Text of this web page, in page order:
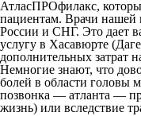
АтласПРОфилакс,
пациентам. Врачи нашей
России и СНГ. Это дает
услугу в Хасавюрте
дополнительных затрат
Немногие знают, что
болей в области головы
позвонка — атланта —
жизнь) или вследствие